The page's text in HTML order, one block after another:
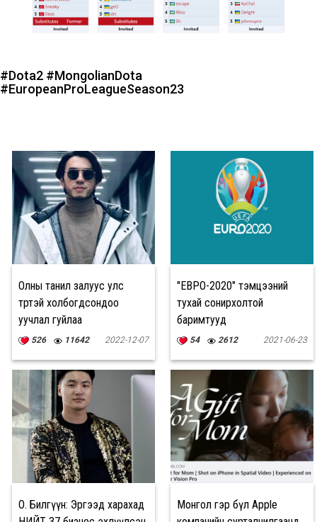
#Dota2 #MongolianDota
#EuropeanProLeagueSeason23
Олны танил залуус улс
төртэй холбогдсондоо
уучлал гуйлаа
526 11642 2022-12-07
"ЕВРО-2020" тэмцээний
тухай сонирхолтой
баримтууд
54 2612 2021-06-23
О. Билгүүн: Эргээд харахад
Монгол гэр бүл Apple